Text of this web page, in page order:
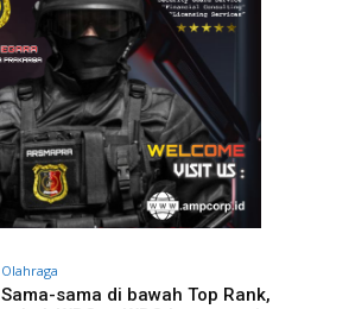
Olahraga
Sama-sama di bawah Top Rank,